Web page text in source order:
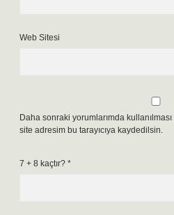
Web Sitesi
Daha sonraki yorumlarımda
site adresim bu tarayıcıya kaydedilsin.
7 + 8 kaçtır? *